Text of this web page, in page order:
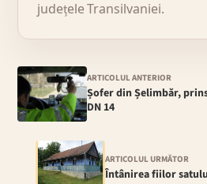
județele Transilvaniei.
ARTICOLUL ANTERIOR
Șofer din Șelimbăr,
DN 14
ARTICOLUL URMĂTOR
Întânirea fiilor